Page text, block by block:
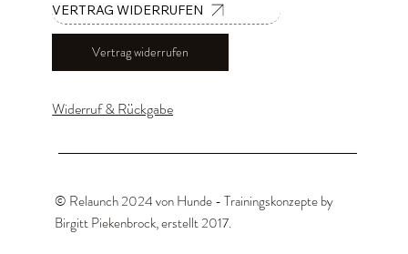
VERTRAG WIDERRUFEN
Vertrag widerrufen
Widerruf & Rückgabe
© Relaunch 2024 von Hunde - Trainingskonzepte by
Birgitt Piekenbrock, erstellt 2017.